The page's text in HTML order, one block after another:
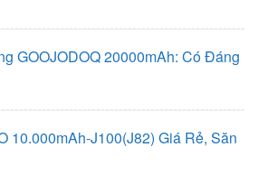
GOOJODOQ 20000mAh: Có Đáng
10.000mAh-J100(J82) Giá Rẻ, Săn